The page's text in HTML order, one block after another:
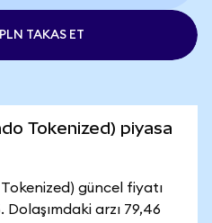
TAKAS ET
Tokenized) piyasa
güncel fiyatı
Dolaşımdaki arzı 79,46